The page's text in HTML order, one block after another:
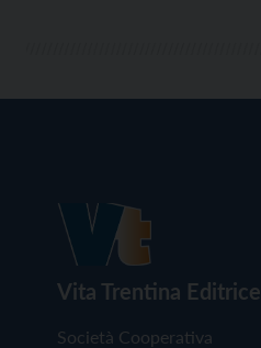
Vita Trentina Editrice
Società Cooperativa